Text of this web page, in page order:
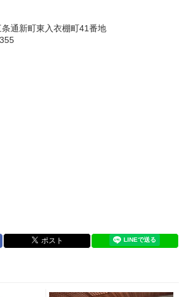
通新町東入衣棚町41番地